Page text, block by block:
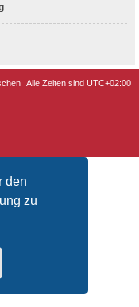
den
zu
Alle Zeiten sind UTC+02:00